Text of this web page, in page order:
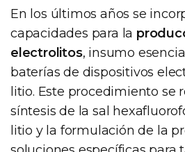
En los últimos años se
capacidades para la
electrolitos, insumo
baterías de dispositivos
litio. Este procedimiento se
síntesis de la sal
litio y la formulación de la